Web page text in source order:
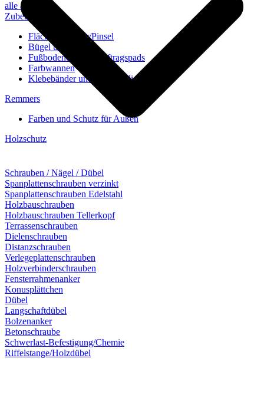
alle anzeigen
Zubehör
Flächenstreicher/Pinsel
Bügel und Rollen
Fußbodenbürsten/Auftragspads
Farbwannen
Klebebänder und Abdeckvlies
Remmers
Farben und Schutz für Außen
Holzschutz
Schrauben / Nägel / Dübel
Spanplattenschrauben verzinkt
Spanplattenschrauben Edelstahl
Holzbauschrauben
Holzbauschrauben Tellerkopf
Terrassenschrauben
Dielenschrauben
Distanzschrauben
Verlegeplattenschrauben
Holzverbinderschrauben
Fensterrahmenanker
Konusplättchen
Dübel
Langschaftdübel
Bolzenanker
Betonschraube
Schwerlast-Befestigung/Chemie
Riffelstange/Holzdübel